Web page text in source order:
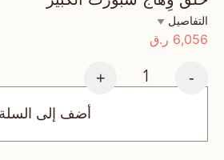
التفاصيل
6,056 ر.ق
-
+
أضف إلى السلة